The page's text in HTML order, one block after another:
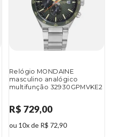
Relógio MONDAINE
masculino analógico
multifunção 32930GPMVKE2
R$ 729,00
ou 10x de R$ 72,90